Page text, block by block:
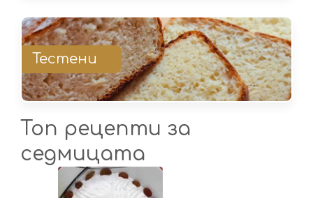
Тестени
Топ рецепти за
седмицата